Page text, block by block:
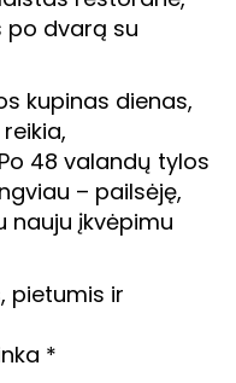
po dvarą su
kupinas dienas,
48 valandų tylos
– pailsėję,
nauju įkvėpimu
pietumis ir
*